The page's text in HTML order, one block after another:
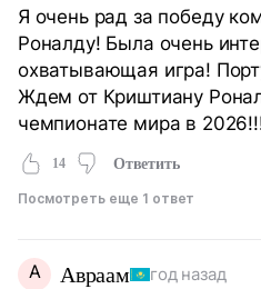
Я очень рад за победу
Роналду! Была очень
охватывающая игра!
Ждем от Криштиану
чемпионате мира в
14 Ответить
Посмотреть еще 1 ответ
А Авраам год назад